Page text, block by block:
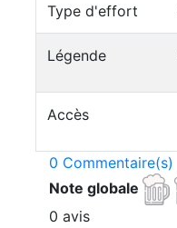
Type d'effort
Légende
Accès
0 Commentaire(s)
Note globale
0 avis